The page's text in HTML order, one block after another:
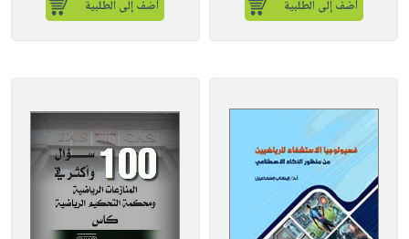
أضف إلى الطلبية أضف إلى الطلبية